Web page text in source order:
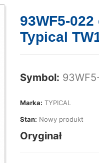
93WF5-
Typical
Symbol:
Marka: TYPICAL
Stan: Nowy produkt
Oryginał